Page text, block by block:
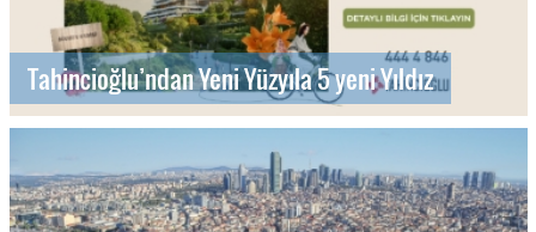
Tahincioğlu’ndan Yeni Yüzyıla 5 yeni Yıldız